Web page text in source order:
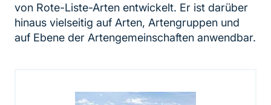
von Rote-Liste-Arten entwickelt. Er ist darüber
hinaus vielseitig auf Arten, Artengruppen und
auf Ebene der Artengemeinschaften anwendbar.